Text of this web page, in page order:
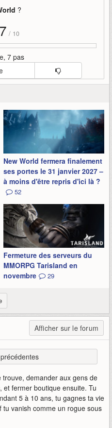
?
/ 10
7 pas
New World fermera finalement
ses portes le 31 janvier 2027 –
à moins d'être repris d'ici là ?
52
Fermeture des serveurs du
MMORPG Tarisland en
novembre
29
Afficher sur le forum
trouve, demander aux gens de
et fermer boutique ensuite. Tu
5 à 10 ans, tu gagnes ta vie
tu vanish comme un rogue sous